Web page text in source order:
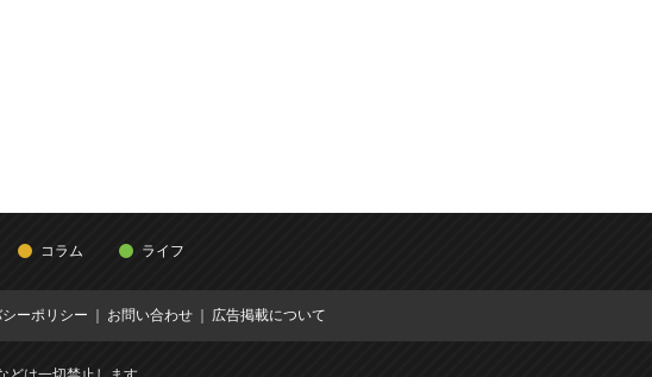
コラム ライフ
ーポリシー お問い合わせ 広告掲載について